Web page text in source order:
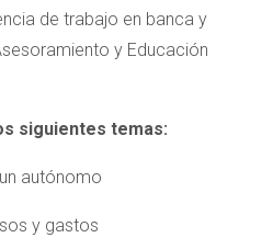
de trabajo en banca y
y Educación
siguientes temas:
autónomo
y gastos